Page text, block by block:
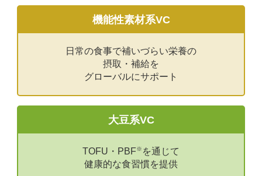
多くの方に感じてもらいたい。
健康への関心の有無や
誰もがイキイキと
健康に笑顔で過ごせる社会にするため
商品やサービスなどを通じて
提供し続けていきます。
機能性素材系VC
日常の食事で補いづらい栄養の
摂取・補給を
グローバルにサポート
大豆系VC
TOFU・PBF※ を通じて
健康的な食習慣を提供